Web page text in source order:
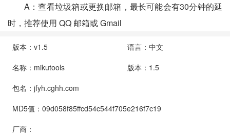
A：查看垃圾箱或更换邮箱，最长可能会有30分钟的延
时，推荐使用 QQ 邮箱或 Gmail
版本：v1.5
语言：中文
名称：mikutools
版本：1.5
包名：jfyh.cghh.com
MD5值：09d058f85ffcd54c544f705e216f7c19
厂商：